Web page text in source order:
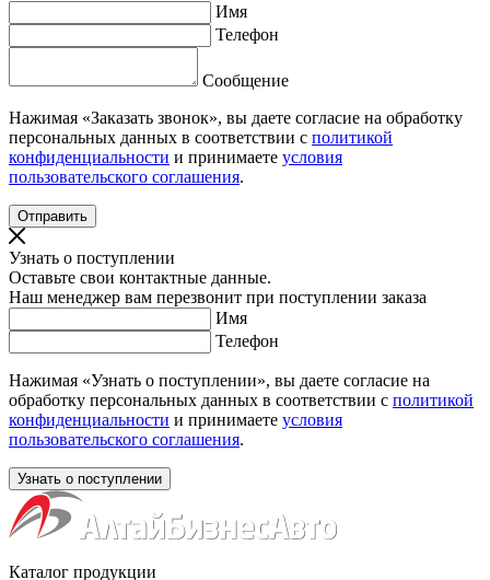
Имя
Телефон
Сообщение
Нажимая «Заказать звонок», вы даете согласие на обработку
персональных данных в соответствии с политикой
конфиденциальности и принимаете условия
пользовательского соглашения.
Узнать о поступлении
Оставьте свои контактные данные.
Наш менеджер вам перезвонит при поступлении заказа
Имя
Телефон
Нажимая «Узнать о поступлении», вы даете согласие на
обработку персональных данных в соответствии с политикой
конфиденциальности и принимаете условия
пользовательского соглашения.
Каталог продукции